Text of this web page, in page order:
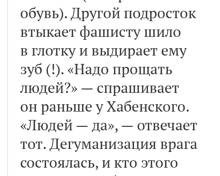
обувь). Другой подросток
втыкает фашисту шило
в глотку и выдирает ему
зуб (!). «Надо прощать
людей?» — спрашивает
он раньше у Хабенского.
«Людей — да», — отвечает
тот. Дегуманизация врага
состоялась, и кто этого